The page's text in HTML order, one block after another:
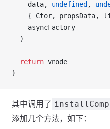
    data,
undefined ,
{ Ctor, propsData,
    asyncFactory
  )
  return
vnode
}
其中调用了
添加几个方法，如下：